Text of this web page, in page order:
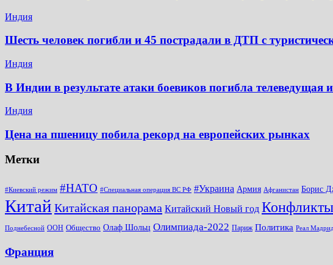
Индия
Шесть человек погибли и 45 пострадали в ДТП с
Индия
В Индии в результате атаки боевиков погибла телеведущая
Индия
Цена на пшеницу побила рекорд на европейских рынках
Метки
#Киевский режим #НАТО #Специальная операция ВС РФ #Украина Армия Афганистан Борис
Китай Китайская панорама Китайский Новый год Конфликты
Поднебесной ООН Общество Олаф Шольц Олимпиада-2022 Париж Политика Реал Мадрид
Франция